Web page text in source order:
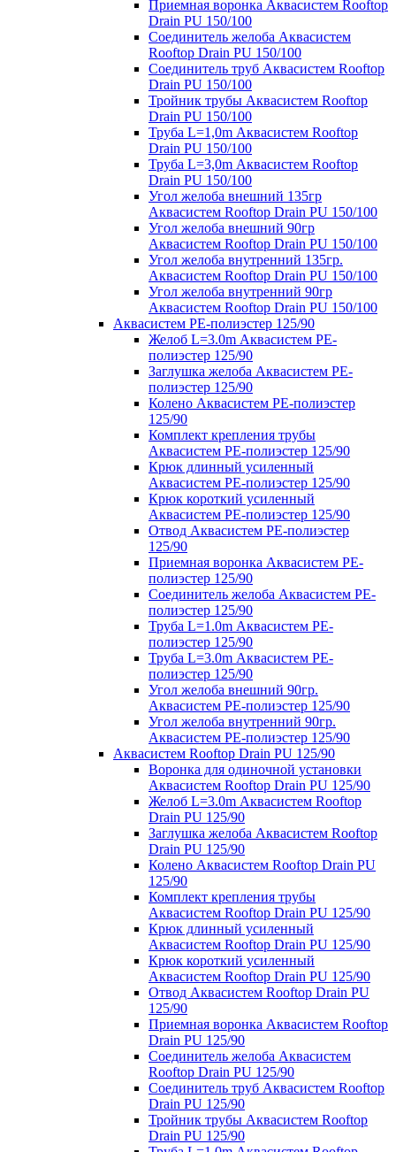
Приемная воронка Аквасистем Rooftop
Drain PU 150/100
Соединитель желоба Аквасистем
Rooftop Drain PU 150/100
Соединитель труб Аквасистем Rooftop
Drain PU 150/100
Тройник трубы Аквасистем Rooftop
Drain PU 150/100
Труба L=1,0m Аквасистем Rooftop
Drain PU 150/100
Труба L=3,0m Аквасистем Rooftop
Drain PU 150/100
Угол желоба внешний 135гр
Аквасистем Rooftop Drain PU 150/100
Угол желоба внешний 90гр
Аквасистем Rooftop Drain PU 150/100
Угол желоба внутренний 135гр.
Аквасистем Rooftop Drain PU 150/100
Угол желоба внутренний 90гр
Аквасистем Rooftop Drain PU 150/100
Аквасистем PE-полиэстер 125/90
Желоб L=3.0m Аквасистем PE-
полиэстер 125/90
Заглушка желоба Аквасистем PE-
полиэстер 125/90
Колено Аквасистем PE-полиэстер
125/90
Комплект крепления трубы
Аквасистем PE-полиэстер 125/90
Крюк длинный усиленный
Аквасистем PE-полиэстер 125/90
Крюк короткий усиленный
Аквасистем PE-полиэстер 125/90
Отвод Аквасистем РЕ-полиэстер
125/90
Приемная воронка Аквасистем PE-
полиэстер 125/90
Соединитель желоба Аквасистем PE-
полиэстер 125/90
Труба L=1.0m Аквасистем PE-
полиэстер 125/90
Труба L=3.0m Аквасистем PE-
полиэстер 125/90
Угол желоба внешний 90гр.
Аквасистем PE-полиэстер 125/90
Угол желоба внутренний 90гр.
Аквасистем PE-полиэстер 125/90
Аквасистем Rooftop Drain PU 125/90
Воронка для одиночной установки
Аквасистем Rooftop Drain PU 125/90
Желоб L=3.0m Аквасистем Rooftop
Drain PU 125/90
Заглушка желоба Аквасистем Rooftop
Drain PU 125/90
Колено Аквасистем Rooftop Drain PU
125/90
Комплект крепления трубы
Аквасистем Rooftop Drain PU 125/90
Крюк длинный усиленный
Аквасистем Rooftop Drain PU 125/90
Крюк короткий усиленный
Аквасистем Rooftop Drain PU 125/90
Отвод Аквасистем Rooftop Drain PU
125/90
Приемная воронка Аквасистем Rooftop
Drain PU 125/90
Соединитель желоба Аквасистем
Rooftop Drain PU 125/90
Соединитель труб Аквасистем Rooftop
Drain PU 125/90
Тройник трубы Аквасистем Rooftop
Drain PU 125/90